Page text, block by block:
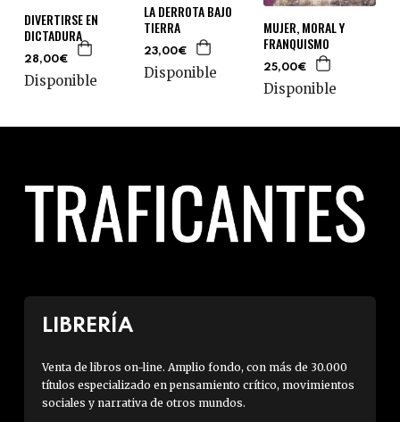
DIVERTIRSE EN
DICTADURA
28,00€
Disponible
LA DERROTA BAJO
TIERRA
23,00€
Disponible
MUJER, MORAL Y
FRANQUISMO
25,00€
Disponible
LIBRERÍA
Venta de libros on-line. Amplio fondo, con más de 30.000
títulos especializado en pensamiento crítico, movimientos
sociales y narrativa de otros mundos.